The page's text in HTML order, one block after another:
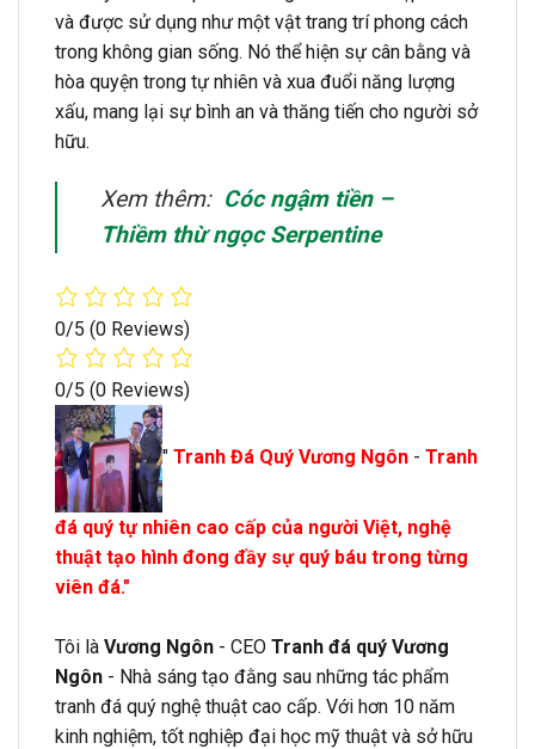
và được sử dụng như một vật trang trí phong cách
trong không gian sống. Nó thể hiện sự cân bằng và
hòa quyện trong tự nhiên và xua đuổi năng lượng
xấu, mang lại sự bình an và thăng tiến cho người sở
hữu.
Xem thêm: Cóc ngậm tiền –
Thiềm thừ ngọc Serpentine
0/5 (0 Reviews)
0/5 (0 Reviews)
" Tranh Đá Quý Vương Ngôn - Tranh
đá quý tự nhiên cao cấp của người Việt, nghệ
thuật tạo hình đong đầy sự quý báu trong từng
viên đá."
Tôi là Vương Ngôn - CEO Tranh đá quý Vương
Ngôn - Nhà sáng tạo đằng sau những tác phẩm
tranh đá quý nghệ thuật cao cấp. Với hơn 10 năm
kinh nghiệm, tốt nghiệp đại học mỹ thuật và sở hữu